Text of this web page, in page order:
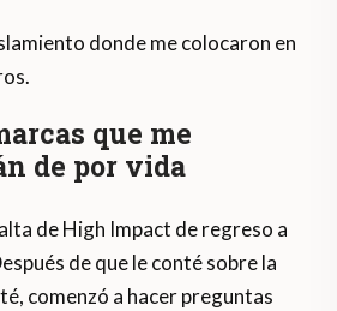
donde me colocaron en
que me
de por vida
de High Impact de regreso a
de que le conté sobre la
comenzó a hacer preguntas